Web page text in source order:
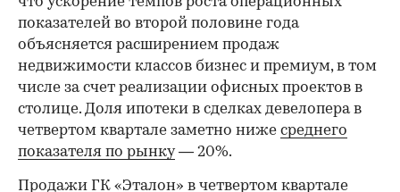
показателей во второй половине года
объясняется расширением продаж
недвижимости классов бизнес и премиум, в том
числе за счет реализации офисных проектов в
столице. Доля ипотеки в сделках девелопера в
четвертом квартале заметно ниже среднего
показателя по рынку— 20%.
Продажи ГК «Эталон» в четвертом квартале